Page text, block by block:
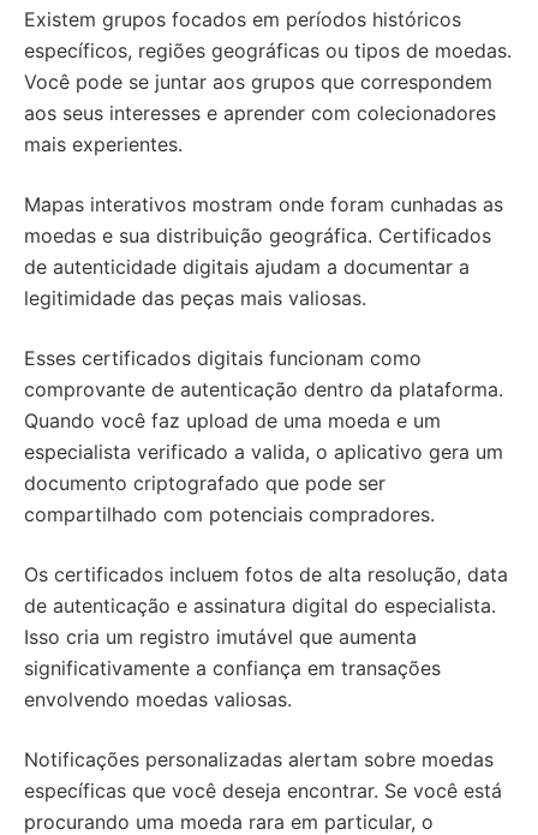
Existem grupos focados em períodos históricos
específicos, regiões geográficas ou tipos de moedas.
Você pode se juntar aos grupos que correspondem
aos seus interesses e aprender com colecionadores
mais experientes.
Mapas interativos mostram onde foram cunhadas as
moedas e sua distribuição geográfica. Certificados
de autenticidade digitais ajudam a documentar a
legitimidade das peças mais valiosas.
Esses certificados digitais funcionam como
comprovante de autenticação dentro da plataforma.
Quando você faz upload de uma moeda e um
especialista verificado a valida, o aplicativo gera um
documento criptografado que pode ser
compartilhado com potenciais compradores.
Os certificados incluem fotos de alta resolução, data
de autenticação e assinatura digital do especialista.
Isso cria um registro imutável que aumenta
significativamente a confiança em transações
envolvendo moedas valiosas.
Notificações personalizadas alertam sobre moedas
específicas que você deseja encontrar. Se você está
procurando uma moeda rara em particular, o